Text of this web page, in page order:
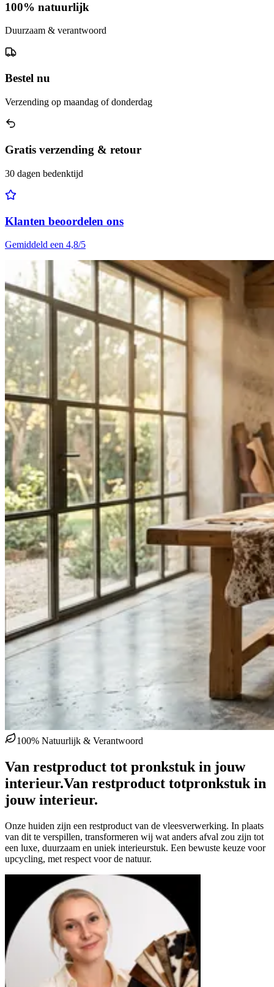
100% natuurlijk
Duurzaam & verantwoord
Bestel nu
Verzending op maandag of donderdag
Gratis verzending & retour
30 dagen bedenktijd
Klanten beoordelen ons
Gemiddeld een 4,8/5
100% Natuurlijk & Verantwoord
Van restproduct tot pronkstuk in jouw
interieur.Van restproduct totpronkstuk in
jouw interieur.
Onze huiden zijn een restproduct van de vleesverwerking. In plaats
van dit te verspillen, transformeren wij wat anders afval zou zijn tot
een luxe, duurzaam en uniek interieurstuk. Een bewuste keuze voor
upcycling, met respect voor de natuur.